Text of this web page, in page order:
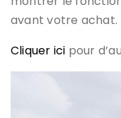
avant votre achat.
Cliquer ici pour